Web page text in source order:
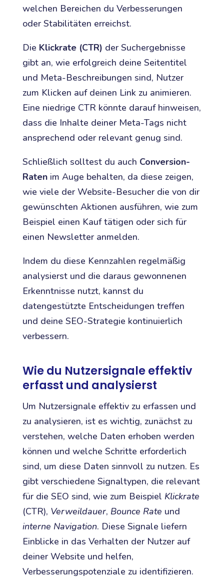
welchen Bereichen du Verbesserungen
oder Stabilitäten erreichst.
Die Klickrate (CTR) der Suchergebnisse
gibt an, wie erfolgreich deine Seitentitel
und Meta-Beschreibungen sind, Nutzer
zum Klicken auf deinen Link zu animieren.
Eine niedrige CTR könnte darauf hinweisen,
dass die Inhalte deiner Meta-Tags nicht
ansprechend oder relevant genug sind.
Schließlich solltest du auch Conversion-
Ratenim Auge behalten, da diese zeigen,
wie viele der Website-Besucher die von dir
gewünschten Aktionen ausführen, wie zum
Beispiel einen Kauf tätigen oder sich für
einen Newsletter anmelden.
Indem du diese Kennzahlen regelmäßig
analysierst und die daraus gewonnenen
Erkenntnisse nutzt, kannst du
datengestützte Entscheidungen treffen
und deine SEO-Strategie kontinuierlich
verbessern.
Wie du Nutzersignale effektiv
erfasst und analysierst
Um Nutzersignale effektiv zu erfassen und
zu analysieren, ist es wichtig, zunächst zu
verstehen, welche Daten erhoben werden
können und welche Schritte erforderlich
sind, um diese Daten sinnvoll zu nutzen. Es
gibt verschiedene Signaltypen, die relevant
für die SEO sind, wie zum Beispiel Klickrate
(CTR), Verweildauer, Bounce Rate und
interne Navigation. Diese Signale liefern
Einblicke in das Verhalten der Nutzer auf
deiner Website und helfen,
Verbesserungspotenziale zu identifizieren.